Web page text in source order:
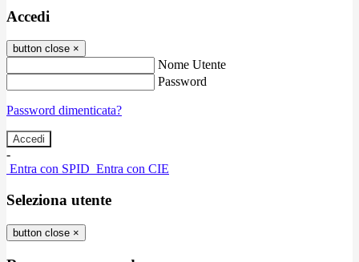
Accedi
button close ×
Nome Utente
Password
Password dimenticata?
-
Entra con SPID Entra con CIE
Seleziona utente
button close ×